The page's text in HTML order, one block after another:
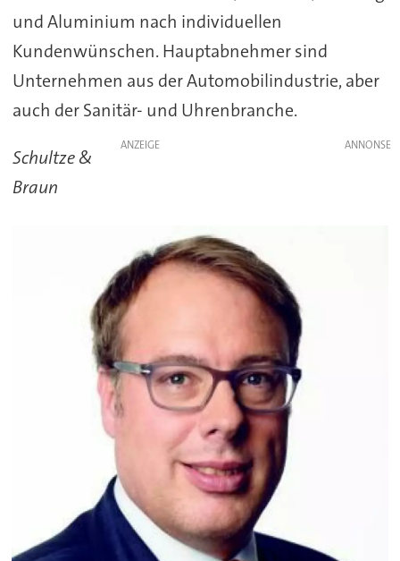
und Aluminium nach individuellen
Kundenwünschen. Hauptabnehmer sind
Unternehmen aus der Automobilindustrie, aber
auch der Sanitär- und Uhrenbranche.
ANZEIGE
Schultze &
Braun